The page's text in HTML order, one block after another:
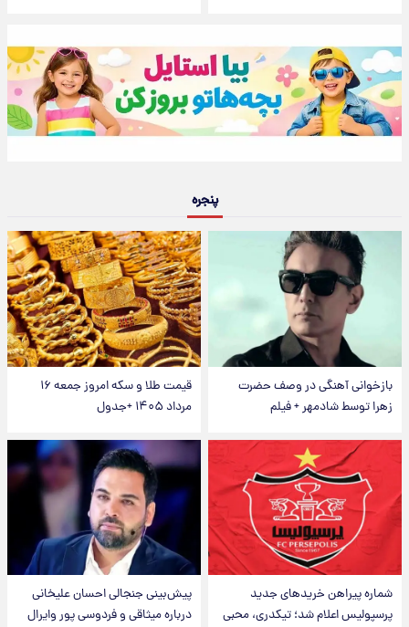
پنجره
بازخوانی آهنگی در وصف حضرت
زهرا توسط شادمهر + فیلم
قیمت طلا و سکه امروز جمعه ۱۶
مرداد ۱۴۰۵ +جدول
شماره پیراهن خریدهای جدید
پرسپولیس اعلام شد؛ تیکدری، محبی
پیش‌بینی جنجالی احسان علیخانی
درباره میثاقی و فردوسی پور وایرال